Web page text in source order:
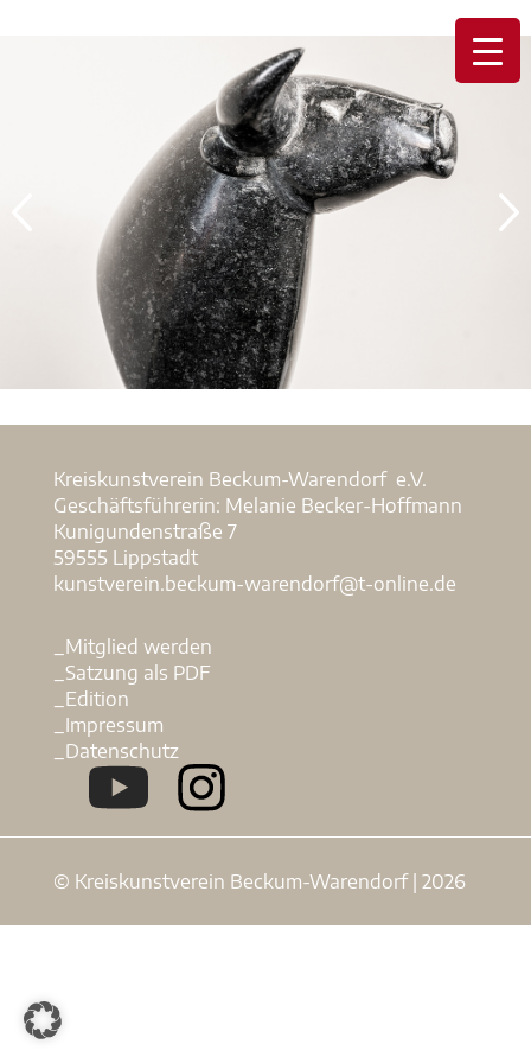
Kreiskunstverein Beckum-Warendorf e.V.
Geschäftsführerin: Melanie Becker-Hoffmann
Kunigundenstraße 7
59555 Lippstadt
kunstverein.beckum-warendorf@t-online.de
_Mitglied werden
_Satzung als PDF
_Edition
_Impressum
_Datenschutz
© Kreiskunstverein Beckum-Warendorf | 2026